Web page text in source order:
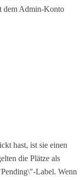
dem Admin-Konto
hast, ist sie einen
die Plätze als
Label. Wenn